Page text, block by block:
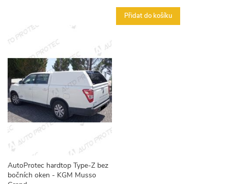
Přidat do košíku
AutoProtec hardtop Type-Z bez
bočních oken - KGM Musso